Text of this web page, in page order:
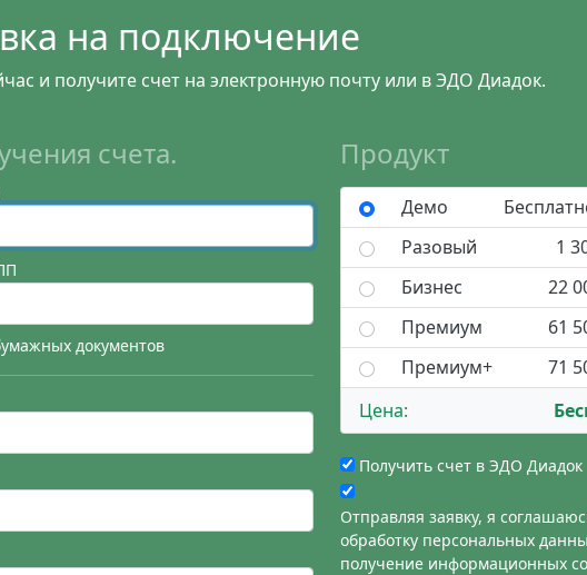
на подключение
и получите счет на электронную почту или в ЭДО Диадок.
счета.
документов
Продукт
Демо
Разовый 1
Бизнес 22
Премиум 61
Премиум+ 71
Цена:
Получить счет в ЭДО Диадок
Отправляя заявку, я
обработку персональных
получение информационных